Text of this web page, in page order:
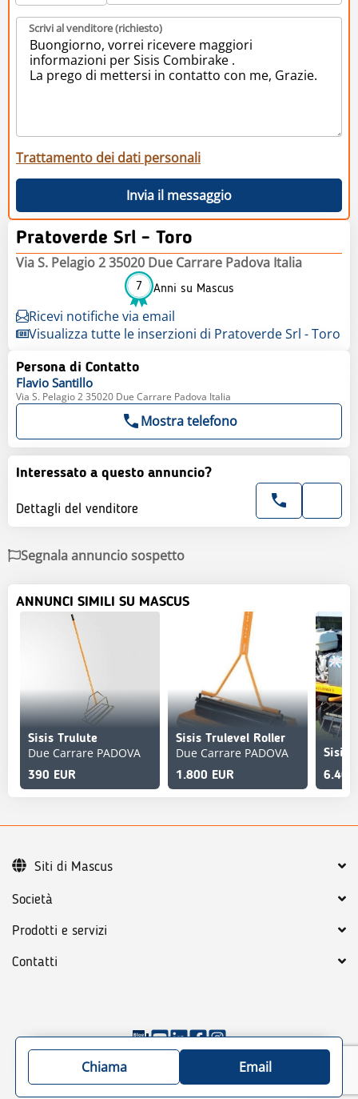
Scrivi al venditore (richiesto)
Trattamento dei dati personali
Invia il messaggio
Pratoverde Srl - Toro
Via S. Pelagio 2 35020 Due Carrare Padova Italia
7 Anni su Mascus
Ricevi notifiche via email
Visualizza tutte le inserzioni di Pratoverde Srl - Toro
Persona di Contatto
Flavio Santillo
Via S. Pelagio 2 35020 Due Carrare Padova Italia
Mostra telefono
Interessato a questo annuncio?
Dettagli del venditore
Segnala annuncio sospetto
ANNUNCI SIMILI SU MASCUS
Sisis Trulute
Due Carrare PADOVA
390 EUR
Sisis Trulevel Roller
Due Carrare PADOVA
1.800 EUR
Sisis
6.400
Società
Prodotti e servizi
Contatti
©2026 Mascus
Condizioni generali
Trattamento dei dati personali
Mappa del sito
Siti di Mascus
Chiama Email